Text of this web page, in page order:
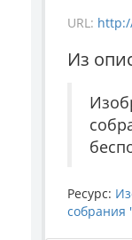
URL: http://data.sgm.ru/
Из
Ресурс:
собрания